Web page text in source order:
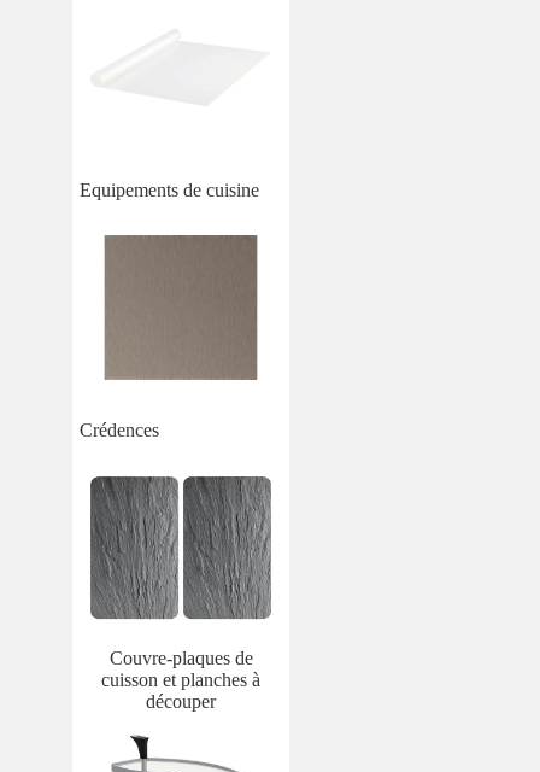
Equipements de cuisine
Crédences
Couvre-plaques de
cuisson et planches à
découper